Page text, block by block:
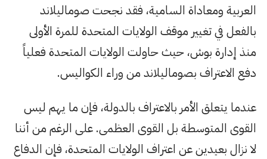
العربية ومعاداة السامية، فقد نجحت صوماليلاند
بالفعل في تغيير موقف الولايات المتحدة للمرة الأولى
منذ إدارة بوش، حيث حاولت الولايات المتحدة فعلياً
دفع الاعتراف بصوماليلاند من وراء الكواليس.
عندما يتعلق الأمر بالاعتراف بالدولة، فإن ما يهم ليس
القوى المتوسطة بل القوى العظمى. على الرغم من أننا
لا نزال بعيدين عن اعتراف الولايات المتحدة، فإن الدفاع